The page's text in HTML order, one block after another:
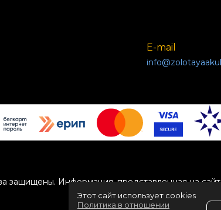
E-mail
защищены. Информация, представленная на
Этот сайт использует cookies
Политика в отношении